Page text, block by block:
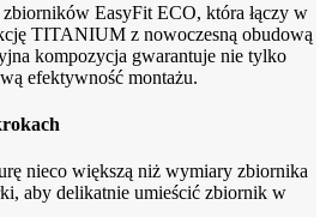
EasyFit ECO, która łączy w
TITANIUM z nowoczesną obudową
kompozycja gwarantuje nie tylko
efektywność montażu.
nieco większą niż wymiary zbiornika
aby delikatnie umieścić zbiornik w